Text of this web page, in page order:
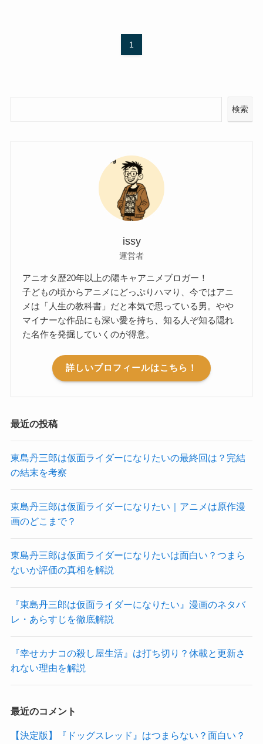
1
検索
issy
運営者
アニオタ歴20年以上の陽キャアニメブロガー！
子どもの頃からアニメにどっぷりハマり、今ではアニ
メは「人生の教科書」だと本気で思っている男。やや
マイナーな作品にも深い愛を持ち、知る人ぞ知る隠れ
た名作を発掘していくのが得意。
詳しいプロフィールはこちら！
最近の投稿
東島丹三郎は仮面ライダーになりたいの最終回は？完結
の結末を考察
東島丹三郎は仮面ライダーになりたい｜アニメは原作漫
画のどこまで？
東島丹三郎は仮面ライダーになりたいは面白い？つまら
ないか評価の真相を解説
『東島丹三郎は仮面ライダーになりたい』漫画のネタバ
レ・あらすじを徹底解説
『幸せカナコの殺し屋生活』は打ち切り？休載と更新さ
れない理由を解説
最近のコメント
【決定版】『ドッグスレッド』はつまらない？面白い？